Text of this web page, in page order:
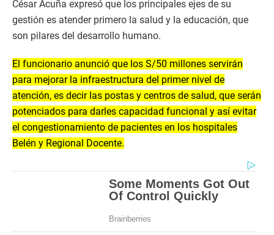
César Acuña expresó que los principales ejes de su
gestión es atender primero la salud y la educación, que
son pilares del desarrollo humano.
El funcionario anunció que los S/50 millones servirán
para mejorar la infraestructura del primer nivel de
atención, es decir las postas y centros de salud, que serán
potenciados para darles capacidad funcional y así evitar
el congestionamiento de pacientes en los hospitales
Belén y Regional Docente.